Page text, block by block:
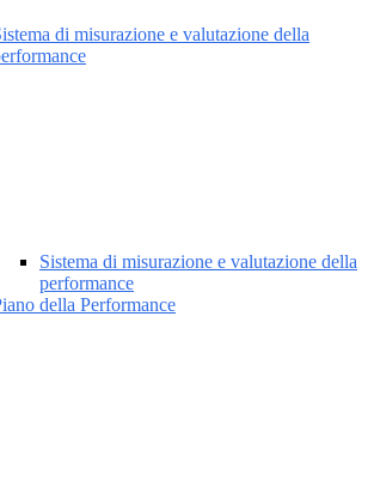
di misurazione e valutazione della
Sistema di misurazione e valutazione della
performance
della Performance